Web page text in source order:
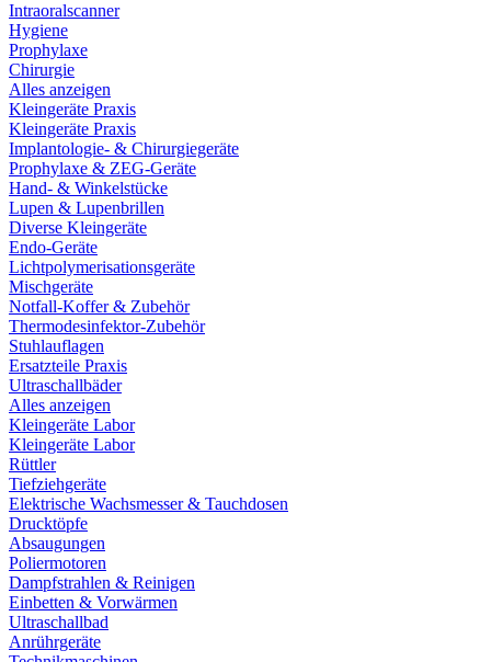
Intraoralscanner
Hygiene
Prophylaxe
Chirurgie
Alles anzeigen
Kleingeräte Praxis
Kleingeräte Praxis
Implantologie- & Chirurgiegeräte
Prophylaxe & ZEG-Geräte
Hand- & Winkelstücke
Lupen & Lupenbrillen
Diverse Kleingeräte
Endo-Geräte
Lichtpolymerisationsgeräte
Mischgeräte
Notfall-Koffer & Zubehör
Thermodesinfektor-Zubehör
Stuhlauflagen
Ersatzteile Praxis
Ultraschallbäder
Alles anzeigen
Kleingeräte Labor
Kleingeräte Labor
Rüttler
Tiefziehgeräte
Elektrische Wachsmesser & Tauchdosen
Drucktöpfe
Absaugungen
Poliermotoren
Dampfstrahlen & Reinigen
Einbetten & Vorwärmen
Ultraschallbad
Anrührgeräte